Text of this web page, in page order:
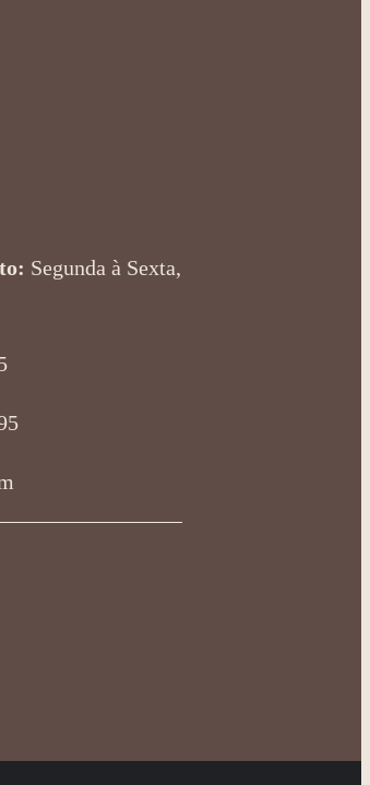
Segunda à Sexta,